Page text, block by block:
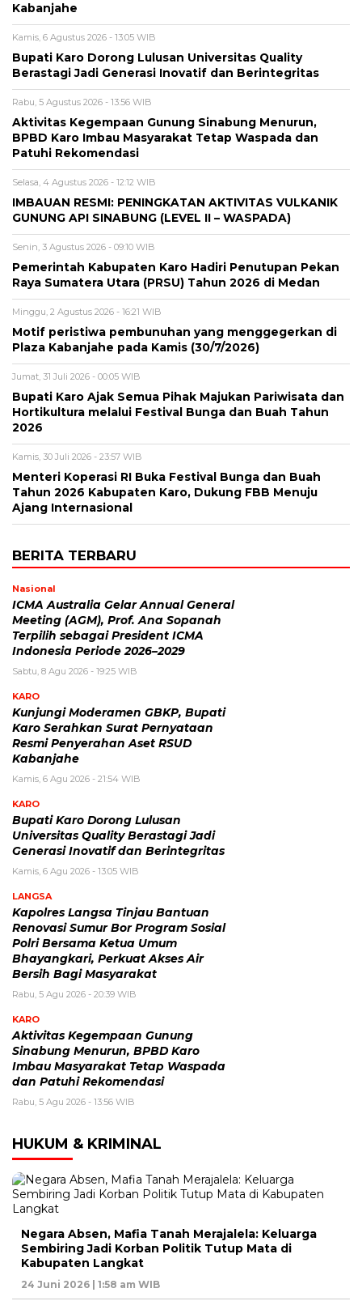
Kabanjahe
Kamis, 6 Agustus 2026 - 13:05 WIB
Bupati Karo Dorong Lulusan Universitas Quality
Berastagi Jadi Generasi Inovatif dan Berintegritas
Rabu, 5 Agustus 2026 - 13:56 WIB
Aktivitas Kegempaan Gunung Sinabung Menurun,
BPBD Karo Imbau Masyarakat Tetap Waspada dan
Patuhi Rekomendasi
Selasa, 4 Agustus 2026 - 12:12 WIB
IMBAUAN RESMI: PENINGKATAN AKTIVITAS VULKANIK
GUNUNG API SINABUNG (LEVEL II – WASPADA)
Senin, 3 Agustus 2026 - 09:10 WIB
Pemerintah Kabupaten Karo Hadiri Penutupan Pekan
Raya Sumatera Utara (PRSU) Tahun 2026 di Medan
Minggu, 2 Agustus 2026 - 16:21 WIB
Motif peristiwa pembunuhan yang menggegerkan di
Plaza Kabanjahe pada Kamis (30/7/2026)
Jumat, 31 Juli 2026 - 00:05 WIB
Bupati Karo Ajak Semua Pihak Majukan Pariwisata dan
Hortikultura melalui Festival Bunga dan Buah Tahun
2026
Kamis, 30 Juli 2026 - 23:57 WIB
Menteri Koperasi RI Buka Festival Bunga dan Buah
Tahun 2026 Kabupaten Karo, Dukung FBB Menuju
Ajang Internasional
BERITA TERBARU
Nasional
ICMA Australia Gelar Annual General
Meeting (AGM), Prof. Ana Sopanah
Terpilih sebagai President ICMA
Indonesia Periode 2026–2029
Sabtu, 8 Agu 2026 - 19:25 WIB
KARO
Kunjungi Moderamen GBKP, Bupati
Karo Serahkan Surat Pernyataan
Resmi Penyerahan Aset RSUD
Kabanjahe
Kamis, 6 Agu 2026 - 21:54 WIB
KARO
Bupati Karo Dorong Lulusan
Universitas Quality Berastagi Jadi
Generasi Inovatif dan Berintegritas
Kamis, 6 Agu 2026 - 13:05 WIB
LANGSA
Kapolres Langsa Tinjau Bantuan
Renovasi Sumur Bor Program Sosial
Polri Bersama Ketua Umum
Bhayangkari, Perkuat Akses Air
Bersih Bagi Masyarakat
Rabu, 5 Agu 2026 - 20:39 WIB
KARO
Aktivitas Kegempaan Gunung
Sinabung Menurun, BPBD Karo
Imbau Masyarakat Tetap Waspada
dan Patuhi Rekomendasi
Rabu, 5 Agu 2026 - 13:56 WIB
HUKUM & KRIMINAL
Negara Absen, Mafia Tanah Merajalela: Keluarga
Sembiring Jadi Korban Politik Tutup Mata di
Kabupaten Langkat
24 Juni 2026 | 1:58 am WIB